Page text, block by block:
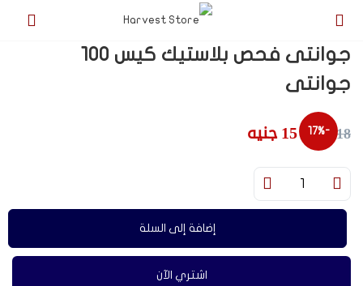
جوانتى فحص بلاستيك كيس ١٠٠
جوانتى
-17% 18 جنيه 15 جنيه
إضافة إلى السلة
اشتري الآن